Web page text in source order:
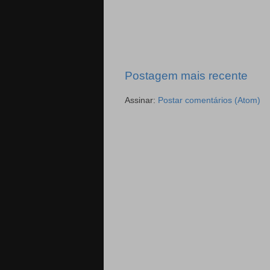
Postagem mais recente
Assinar: Postar comentários (Atom)